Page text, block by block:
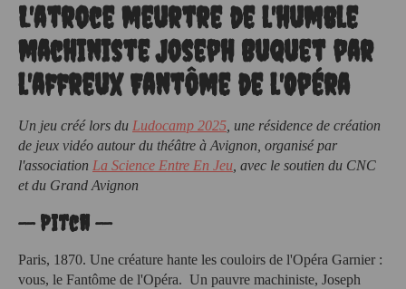
L'atroce meurtre de l'humble
machiniste Joseph Buquet par
l'affreux Fantôme de l'Opéra
Un jeu créé lors du Ludocamp 2025 , une résidence de création
de jeux vidéo autour du théâtre à Avignon, organisé par
l'association La Science Entre En Jeu , avec le soutien du CNC
et du Grand Avignon
-- Pitch --
Paris, 1870. Une créature hante les couloirs de l'Opéra Garnier :
vous, le Fantôme de l'Opéra. Un pauvre machiniste, Joseph